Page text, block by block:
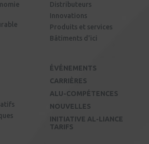
Distributeurs
Innovations
Produits et services
Bâtiments d'ici
ÉVÉNEMENTS
CARRIÈRES
ALU-COMPÉTENCES
NOUVELLES
INITIATIVE AL-LIANCE
TARIFS